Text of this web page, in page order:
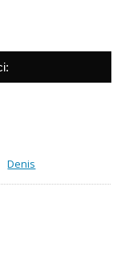
Denis